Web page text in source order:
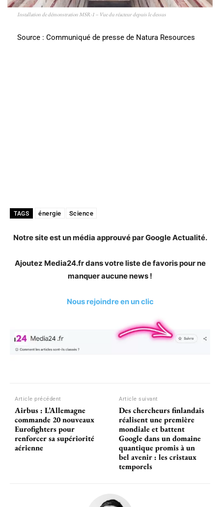
Installation de démonstration MSR-1 – Vue du réacteur depuis le dessus
Source : Communiqué de presse de Natura Resources
TAGS énergie Science
Notre site est un média approuvé par Google Actualité.
Ajoutez Media24.fr dans votre liste de favoris pour ne
manquer aucune news !
Nous rejoindre en un clic
Article précédent
Airbus : L’Allemagne
commande 20 nouveaux
Eurofighters pour
renforcer sa supériorité
aérienne
Article suivant
Des chercheurs finlandais
réalisent une première
mondiale et battent
Google dans un domaine
quantique promis à un
bel avenir : les cristaux
temporels